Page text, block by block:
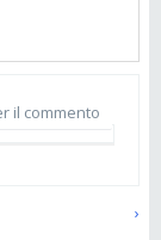
il commento
›